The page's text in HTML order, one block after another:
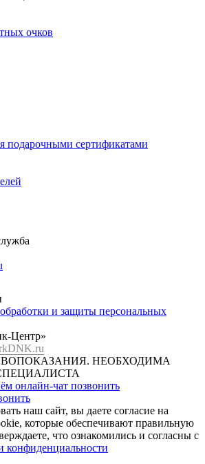
очков
подарочными сертификатами
и защиты персональных
Центр»
НЕОБХОДИМА
онлайн-чат позвонить
наш сайт, вы даете согласие на
которые обеспечивают правильную
что ознакомились и согласны с
конфиденциальности